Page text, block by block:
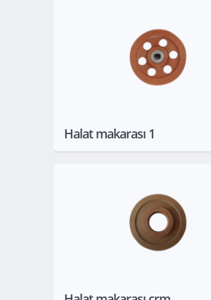
Halat makarası 1